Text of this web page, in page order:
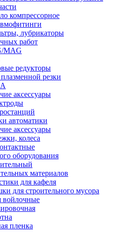
компрессорное
лубрикаторы
работ
MAG
редукторы
резки
аксессуары
автоматики
аксессуары
колеса
оборудования
материалов
для кафеля
для строительного мусора
войлочные
пленка